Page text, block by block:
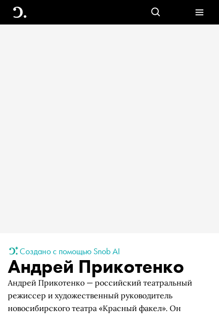
Создано с помощью Snob AI
Андрей Прикотенко
Андрей Прикотенко — российский театральный
режиссер и художественный руководитель
новосибирского театра «Красный факел». Он